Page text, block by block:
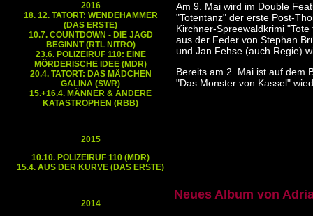
2016
18. 12. TATORT: WENDEHAMMER
(DAS ERSTE)
10.7. COUNTDOWN - DIE JAGD
BEGINNT (RTL NITRO)
23.6. POLIZEIRUF 110: EINE
MÖRDERISCHE IDEE (MDR)
20.4. TATORT: DAS MÄDCHEN
GALINA (SWR)
15.+16.4. MÄNNER & ANDERE
KATASTROPHEN (RBB)
2015
10.10. POLIZEIRUF 110 (MDR)
15.4. AUS DER KURVE (DAS ERSTE)
2014
Am 9. Mai wird im Double
"Totentanz" der erste Post-
Kirchner-Spreewaldkrimi
aus der Feder von Stephan
und Jan Fehse (auch Regie)
Bereits am 2. Mai ist auf dem
"Das Monster von Kassel"
Neues Album von